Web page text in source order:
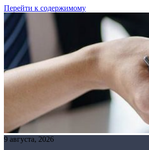
Перейти к содержимому
9 августа, 2026